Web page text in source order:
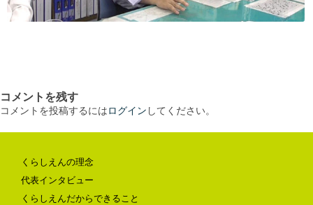
コメントを残す
コメントを投稿するにはログイン してください。
くらしえんの理念
代表インタビュー
くらしえんだからできること